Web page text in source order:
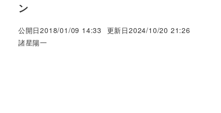
ン
公開日2018/01/09 14:33 更新日2024/10/20 21:26
著
諸星陽一